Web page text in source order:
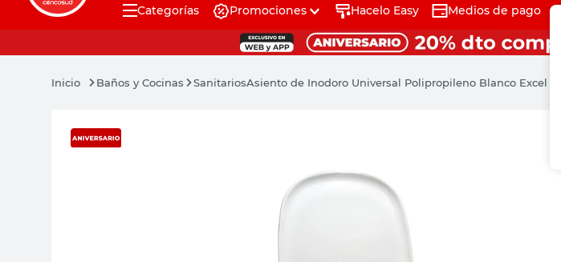
Categorías Promociones Hacelo Easy Medios de pago
Baños y Cocinas SanitariosAsiento de Inodoro Universal Polipropileno Blanco Excel
muebles